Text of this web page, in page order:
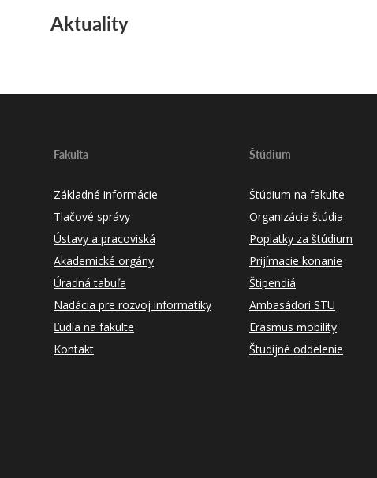
Aktuality
Fakulta
Základné informácie
Tlačové správy
Ústavy a pracoviská
Akademické orgány
Úradná tabuľa
Nadácia pre rozvoj informatiky
Ľudia na fakulte
Kontakt
Štúdium
Štúdium na fakulte
Organizácia štúdia
Poplatky za štúdium
Prijímacie konanie
Štipendiá
Ambasádori STU
Erasmus mobility
Študijné oddelenie